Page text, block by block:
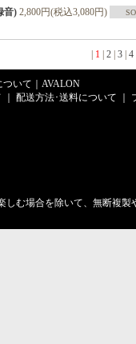
音) 2,800円(税込3,080円)
1 |2 |3 |4
ついて
AVALON
配送方法･送料について
む場合を除いて、無断複